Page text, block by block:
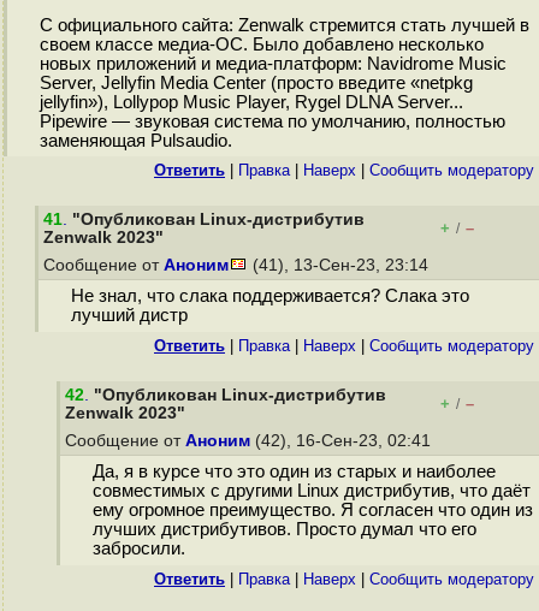
С официального сайта: Zenwalk стремится стать лучшей в
своем классе медиа-ОС. Было добавлено несколько
новых приложений и медиа-платформ: Navidrome Music
Server, Jellyfin Media Center (просто введите «netpkg
jellyfin»), Lollypop Music Player, Rygel DLNA Server...
Pipewire — звуковая система по умолчанию, полностью
заменяющая Pulsaudio.
Ответить Правка| Наверх Cообщить модератору
41. "Опубликован Linux-дистрибутив
Zenwalk 2023"
+ / –
Сообщение от Аноним (41), 13-Сен-23, 23:14
Не знал, что слака поддерживается? Слака это
лучший дистр
Ответить Правка| Наверх Cообщить модератору
42. "Опубликован Linux-дистрибутив
Zenwalk 2023"
+ / –
Сообщение от Аноним (42), 16-Сен-23, 02:41
Да, я в курсе что это один из старых и наиболее
совместимых с другими Linux дистрибутив, что даёт
ему огромное преимущество. Я согласен что один из
лучших дистрибутивов. Просто думал что его
забросили.
Ответить Правка| Наверх Cообщить модератору